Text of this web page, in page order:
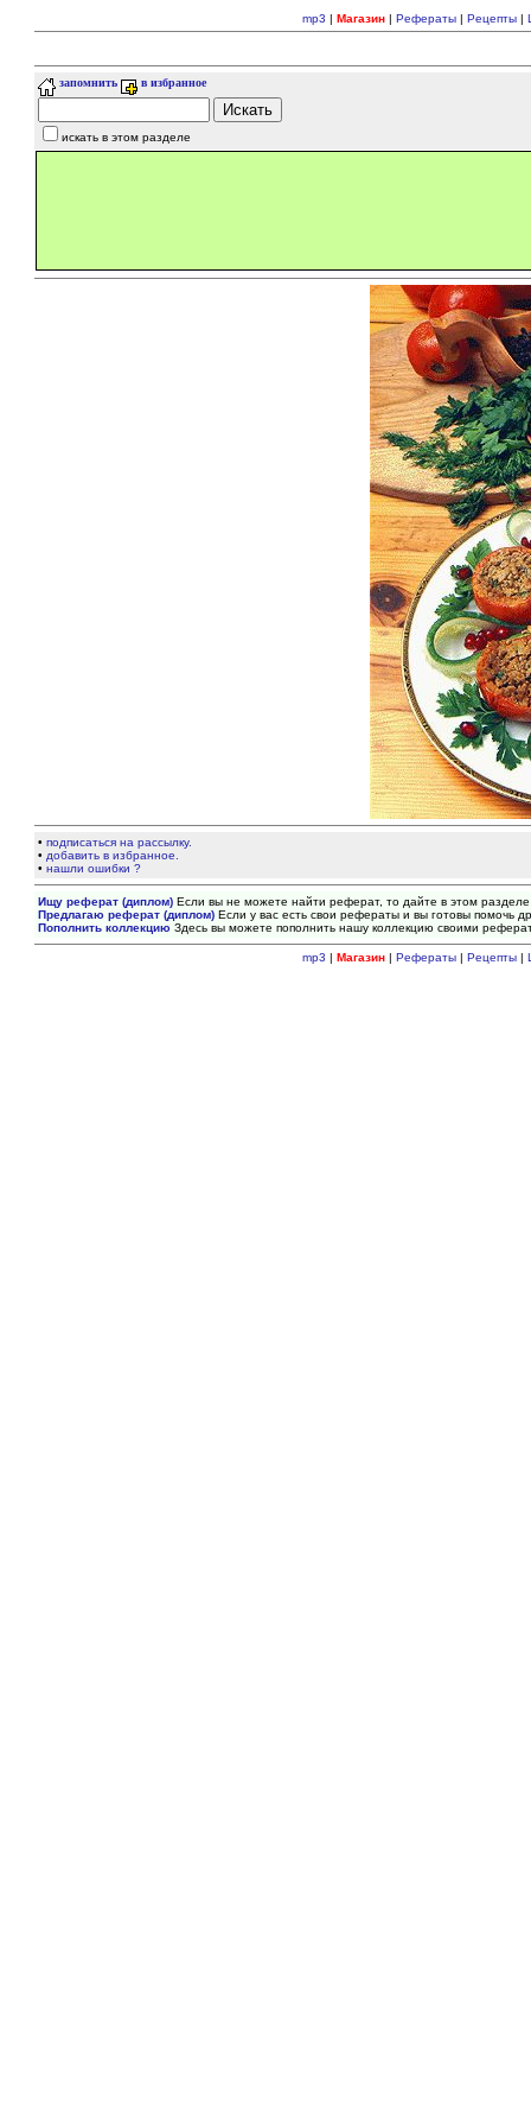
mp3 | Магазин| Рефераты| Рецепты|
запомнить в избранное
искать в этом разделе
•подписаться на рассылку.
• добавить в избранное.
•нашли ошибки ?
Ищу реферат (диплом) Если вы не можете найти реферат, то дайте в этом
Предлагаю реферат (диплом) Если у вас есть свои рефераты и вы готовы помочь
Пополнить коллекцию Здесь вы можете пополнить нашу коллекцию своими
mp3 | Магазин| Рефераты| Рецепты|